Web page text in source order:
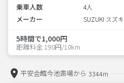
乗車人数 4人
メーカー SUZUKI スズキ
5時間で1,000円
距離料金 190円/10km
平安会館今池斎場から 3344m